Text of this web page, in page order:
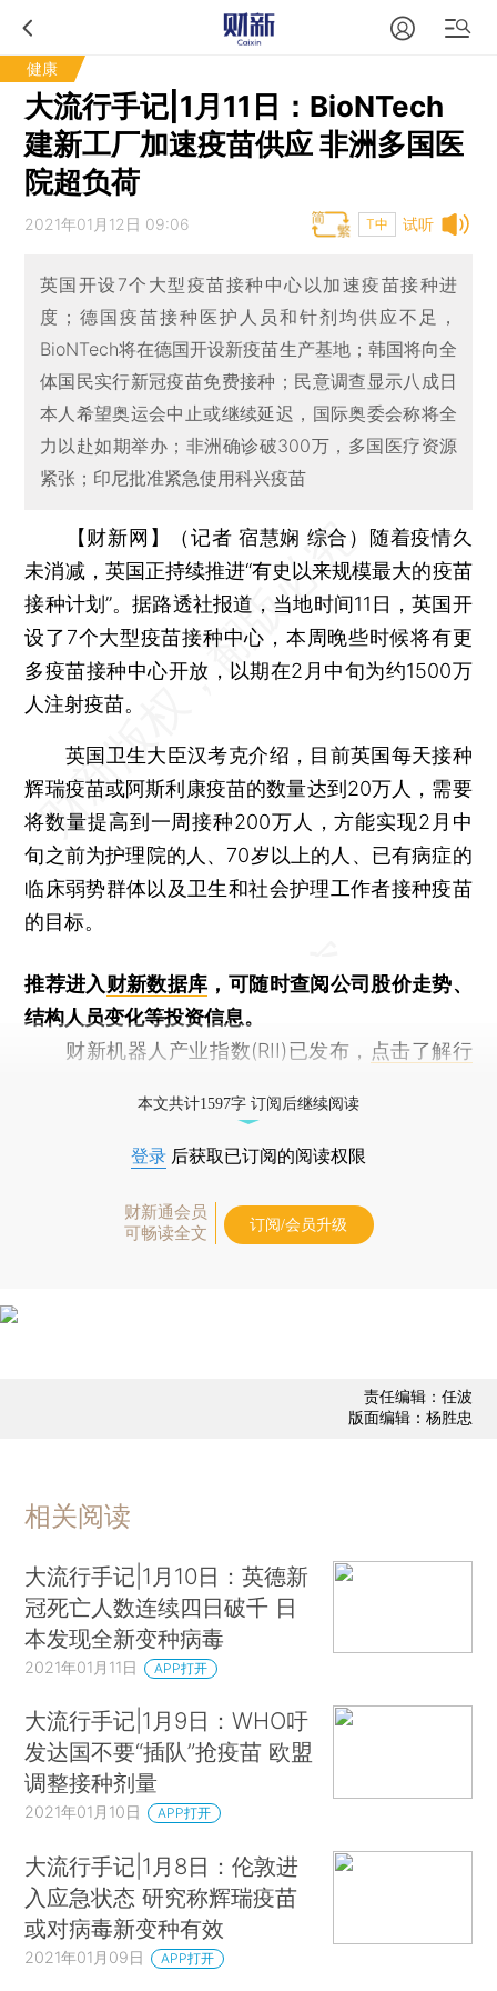
健康
大流行手记|1月11日：BioNTech
建新工厂加速疫苗供应 非洲多国医
院超负荷
试听
2021年01月12日 09:06 T中
英国开设7个大型疫苗接种中心以加速疫苗接种进
度；德国疫苗接种医护人员和针剂均供应不足，
BioNTech将在德国开设新疫苗生产基地；韩国将向全
体国民实行新冠疫苗免费接种；民意调查显示八成日
本人希望奥运会中止或继续延迟，国际奥委会称将全
力以赴如期举办；非洲确诊破300万，多国医疗资源
紧张；印尼批准紧急使用科兴疫苗
【财新网】（记者 宿慧娴 综合） 随着疫情久
未消减，英国正持续推进“有史以来规模最大的疫苗
接种计划”。据路透社报道，当地时间11日，英国开
设了7个大型疫苗接种中心，本周晚些时候将有更
多疫苗接种中心开放，以期在2月中旬为约1500万
人注射疫苗。
英国卫生大臣汉考克介绍，目前英国每天接种
辉瑞疫苗或阿斯利康疫苗的数量达到20万人，需要
将数量提高到一周接种200万人，方能实现2月中
旬之前为护理院的人、70岁以上的人、已有病症的
临床弱势群体以及卫生和社会护理工作者接种疫苗
的目标。
推荐进入财新数据库 ，可随时查阅公司股价走势、
结构人员变化等投资信息。
财新机器人产业指数(RII)已发布， 点击了解行
本文共计1597字 订阅后继续阅读
登录 后获取已订阅的阅读权限
财新通会员
可畅读全文
订阅/会员升级
责任编辑：任波
版面编辑：杨胜忠
相关阅读
大流行手记|1月10日：英德新
冠死亡人数连续四日破千 日
本发现全新变种病毒
2021年01月11日 APP打开
大流行手记|1月9日：WHO吁
发达国不要“插队”抢疫苗 欧盟
调整接种剂量
2021年01月10日 APP打开
大流行手记|1月8日：伦敦进
入应急状态 研究称辉瑞疫苗
或对病毒新变种有效
2021年01月09日 APP打开